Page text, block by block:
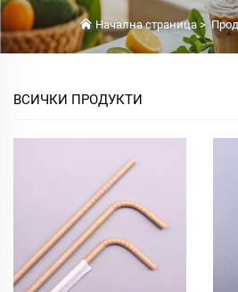
Начална страница>
ВСИЧКИ ПРОДУКТИ